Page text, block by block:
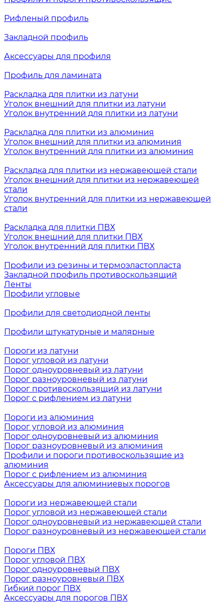
Рифленый профиль
Закладной профиль
Аксессуары для профиля
Профиль для ламината
Раскладка для плитки из латуни
Уголок внешний для плитки из латуни
Уголок внутренний для плитки из латуни
Раскладка для плитки из алюминия
Уголок внешний для плитки из алюминия
Уголок внутренний для плитки из алюминия
Раскладка для плитки из нержавеющей стали
Уголок внешний для плитки из нержавеющей
стали
Уголок внутренний для плитки из нержавеющей
стали
Раскладка для плитки ПВХ
Уголок внешний для плитки ПВХ
Уголок внутренний для плитки ПВХ
Профили из резины и термоэластопласта
Закладной профиль противоскользящий
Ленты
Профили угловые
Профили для светодиодной ленты
Профили штукатурные и малярные
Пороги из латуни
Порог угловой из латуни
Порог одноуровневый из латуни
Порог разноуровневый из латуни
Порог противоскользящий из латуни
Порог с рифлением из латуни
Пороги из алюминия
Порог угловой из алюминия
Порог одноуровневый из алюминия
Порог разноуровневый из алюминия
Профили и пороги противоскользящие из
алюминия
Порог с рифлением из алюминия
Аксессуары для алюминиевых порогов
Пороги из нержавеющей стали
Порог угловой из нержавеющей стали
Порог одноуровневый из нержавеющей стали
Порог разноуровневый из нержавеющей стали
Пороги ПВХ
Порог угловой ПВХ
Порог одноуровневый ПВХ
Порог разноуровневый ПВХ
Гибкий порог ПВХ
Аксессуары для порогов ПВХ